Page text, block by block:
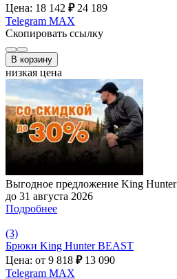
Цена: 18 142 ₽ 24 189
Telegram MAX
Скопировать ссылку
В корзину
низкая цена
Выгодное предложение King Hunter
до 31 августа 2026
Подробнее
(3)
Брюки King Hunter BEAST
Цена: от 9 818 ₽ 13 090
Telegram MAX